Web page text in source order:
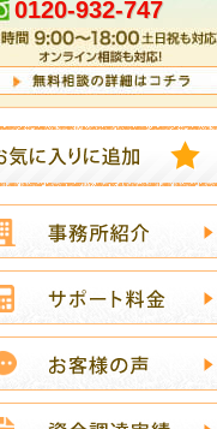
0120-932-747